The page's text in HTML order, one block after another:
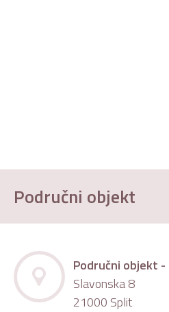
Područni objekt
Područni objekt
Slavonska 8
21000 Split